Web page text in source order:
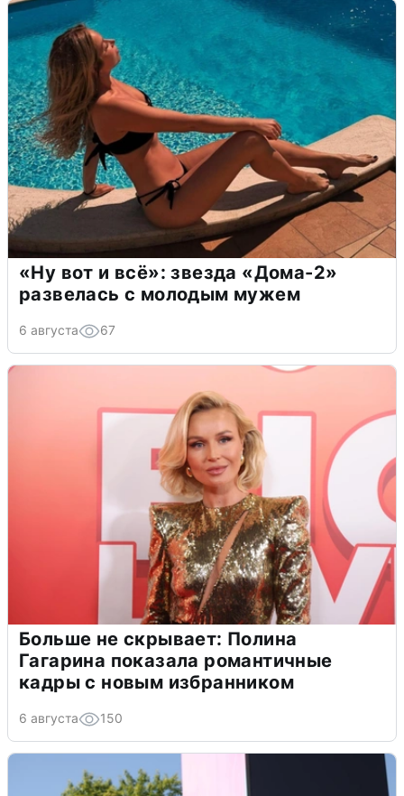
«Ну вот и всё»: звезда «Дома-2»
развелась с молодым мужем
6 августа 67
Больше не скрывает: Полина
Гагарина показала романтичные
кадры с новым избранником
6 августа 150